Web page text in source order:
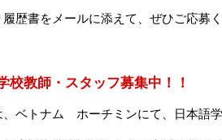
歴書をメールに添えて、ぜひご応募
校教師・スタッフ募集中！！
、ベトナム ホーチミンにて、日本語学